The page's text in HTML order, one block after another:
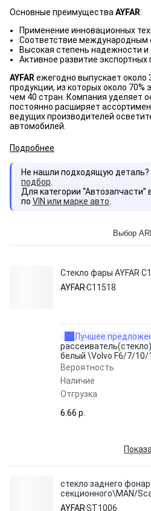
Основные преимущества AYFAR:
Применение инновационных
Соответствие международным
Высокая степень надежности и
Активное развитие экспортных
AYFAR ежегодно выпускает около
продукции, из которых около 70%
чем 40 стран. Компания уделяет
постоянно расширяет
ведущих производителей
автомобилей.
Подробнее
Не нашли подходящую деталь?
подбор
Для категории
по VIN или марке авто
Выбор
Стекло фары AYFAR
AYFARC11518
Лучшее
белый \Volvo F6/7/10/
Вероятность
Наличие
Отгрузка
6.66 p.
стекло заднего
секционного\MAN/
AYFARST1006